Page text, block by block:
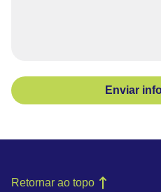
Enviar
Retornar ao topo